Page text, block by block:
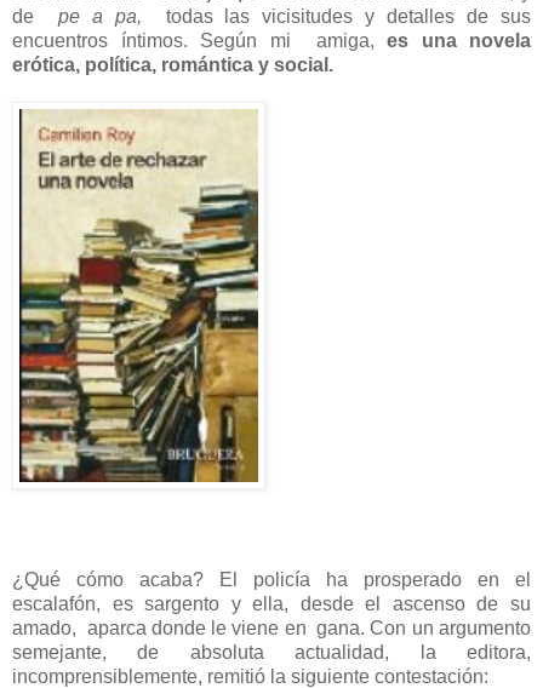
de
pe a pa, todas las vicisitudes y detallesde sus
encuentros íntimos. Según mi amiga, es una novela
erótica, política, romántica y social.
¿Qué cómo acaba? El policía ha prosperado en el
escalafón, es sargento y ella, desde el ascenso de su
amado, aparca donde le viene en gana. Con un argumento
semejante, de absoluta actualidad, la editora,
incomprensiblemente, remitió la siguiente contestación: